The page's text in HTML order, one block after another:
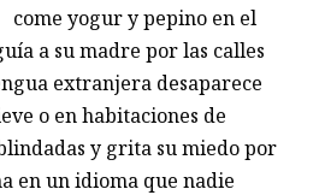
come yogur y pepino en el
a su madre por las calles
extranjera desaparece
o en habitaciones de
y grita su miedo por
en un idioma que nadie